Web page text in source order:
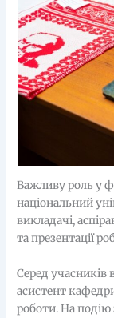
Важливу роль у
національний
викладачі,
та презентації
Серед учасників
асистент
роботи. На подію